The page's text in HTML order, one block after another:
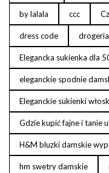
by lalala ccc
dress code
Elegancka sukienka dla
eleganckie spodnie
Eleganckie sukienki
Gdzie kupić fajne i tanie
H&M bluzki damskie
hm swetry damskie